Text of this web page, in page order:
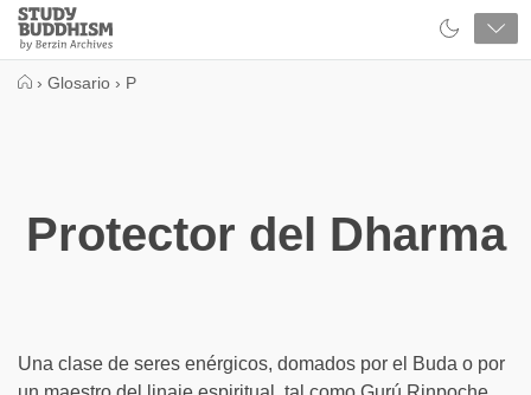
Close
Study
Buddhism
› Glosario › P
Protector del Dharma
Una clase de seres enérgicos, domados por el Buda o por